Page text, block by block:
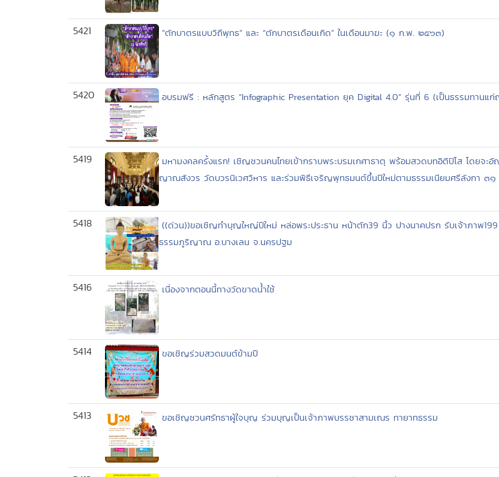
5421 “ตักบาตรแบบวิถีพุทธ” และ “ตักบาตรเดือนเกิด” ในเดือนมาฆะ (๑ ก.พ. ๒๕๖๓)
5420 อบรมฟรี : หลักสูตร “Infographic Presentation ยุค Digital 4.0” รุ่นที่ 6 (เป็นธรรมทานแก่
5419
มหามงคลครั้งแรก! เชิญชวนคนไทยเข้ากราบพระบรมเกศาธาตุ พร้อมสวดบทอิติปิโส โดยจะ
ญาณสังวร วัดบวรนิเวศวิหาร และร่วมพิธีเจริญพุทธมนต์ขึ้นปีใหม่ตามธรรมเนียมศรีลังกา ๓๑
5418
((ด่วน))ขอเชิญทำบุญใหญ่ปีใหม่ หล่อพระประธาน หน้าตัก39 นิ้ว ปางนาคปรก รับเจ้าภาพ
ธรรมภูริญาณ อ.บางเลน จ.นครปฐม
5416 เนื่องจากตอนนี้ทางวัดขาดน้ำใช้
5414 ขอเชิญร่วมสวดมนต์ข้ามปี
5413 ขอเชิญชวนศรัทธาผู้ใจบุญ ร่วมบุญเป็นเจ้าภาพบรรชาสามเณร ทายาทธรรม